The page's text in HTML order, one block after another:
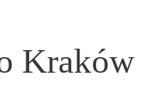
Kraków